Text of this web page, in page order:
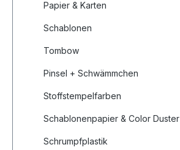
Papier & Karten
Schablonen
Tombow
Pinsel + Schwämmchen
Stoffstempelfarben
Schablonenpapier & Color Duster
Schrumpfplastik